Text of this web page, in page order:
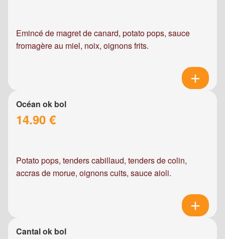
Emincé de magret de canard, potato pops, sauce
fromagère au miel, noix, oignons frits.
Océan ok bol
14.90 €
Potato pops, tenders cabillaud, tenders de colin,
accras de morue, oignons cuits, sauce aioli.
Cantal ok bol